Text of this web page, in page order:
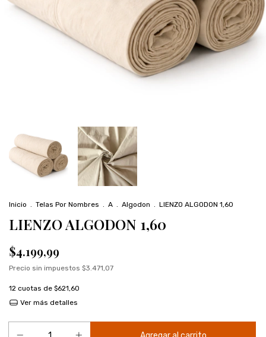
Inicio . Telas Por Nombres . A . Algodon . LIENZO ALGODON 1,60
LIENZO ALGODON 1,60
$4.199,99
Precio sin impuestos $3.471,07
12 cuotas de $621,60
Ver más detalles